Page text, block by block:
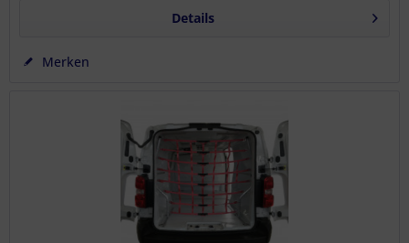
Details
Merken